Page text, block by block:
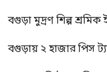
বগুড়া মুদ্রণ শিল্প
বগুড়ায় ২ হাজার পিস